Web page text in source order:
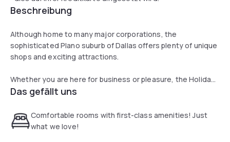
Beschreibung
Although home to many major corporations, the
sophisticated Plano suburb of Dallas offers plenty of unique
shops and exciting attractions.
Whether you are here for business or pleasure, the Holiday
Inn Express Dallas North Tollway hotel features comfortable
Top companies like Toyota Motors, Liberty Mutual, J.P.
Das gefällt uns
Comfortable rooms with first-class amenities! Just
what we love!